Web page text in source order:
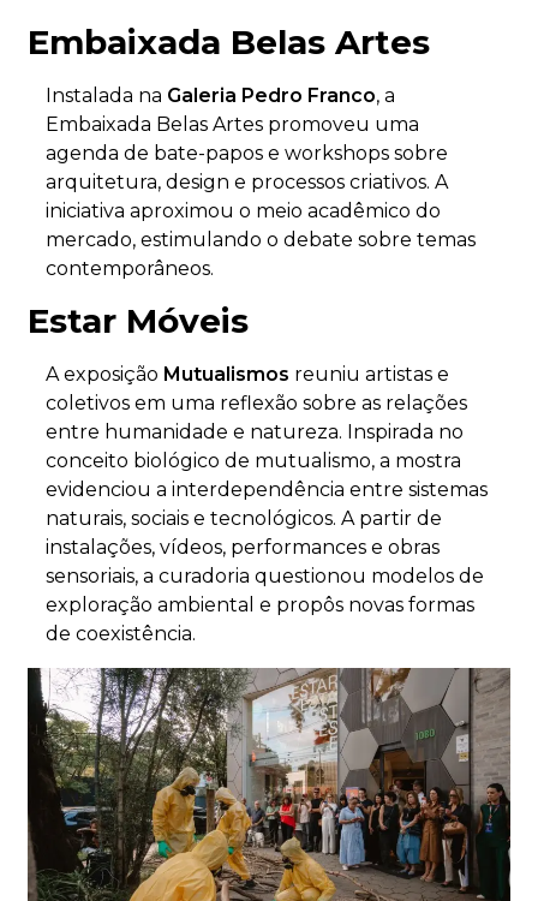
Embaixada Belas Artes
Instalada na Galeria Pedro Franco, a
Embaixada Belas Artes promoveu uma
agenda de bate-papos e workshops sobre
arquitetura, design e processos criativos. A
iniciativa aproximou o meio acadêmico do
mercado, estimulando o debate sobre temas
contemporâneos.
Estar Móveis
A exposição Mutualismos reuniu artistas e
coletivos em uma reflexão sobre as relações
entre humanidade e natureza. Inspirada no
conceito biológico de mutualismo, a mostra
evidenciou a interdependência entre sistemas
naturais, sociais e tecnológicos. A partir de
instalações, vídeos, performances e obras
sensoriais, a curadoria questionou modelos de
exploração ambiental e propôs novas formas
de coexistência.